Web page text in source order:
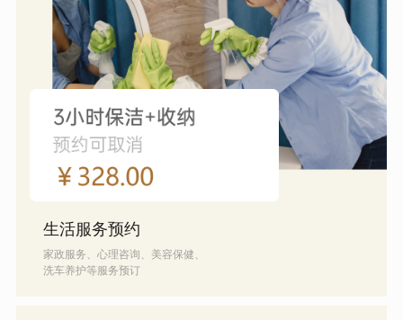
生活服务预约
家政服务、心理咨询、美容保健、
洗车养护等服务预订